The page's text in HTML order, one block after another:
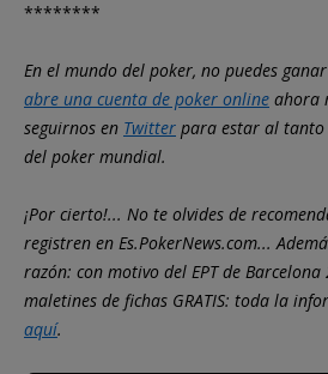
********
En el mundo del poker, no puedes
abre una cuenta de poker online ahora
seguirnos en Twitter para estar al
del poker mundial.
¡Por cierto!... No te olvides de
registren en Es.PokerNews.com...
razón: con motivo del EPT de
maletines de fichas GRATIS: toda la
aquí.